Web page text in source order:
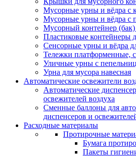
Мусорные урны и вёдра с
Мусорные урны и вёдра с
Мусорный контейнер
Пластиковые контейнеры
Сенсорные урны и вёдра
Тележки платформенные,
Уличные урны с
Урна для мусора навесная
Автоматические освежители
Автоматические
освежителей воздуха
Сменные баллоны для
диспенсеров и
Расходные материалы
Протирочные
Бумага
Пакеты